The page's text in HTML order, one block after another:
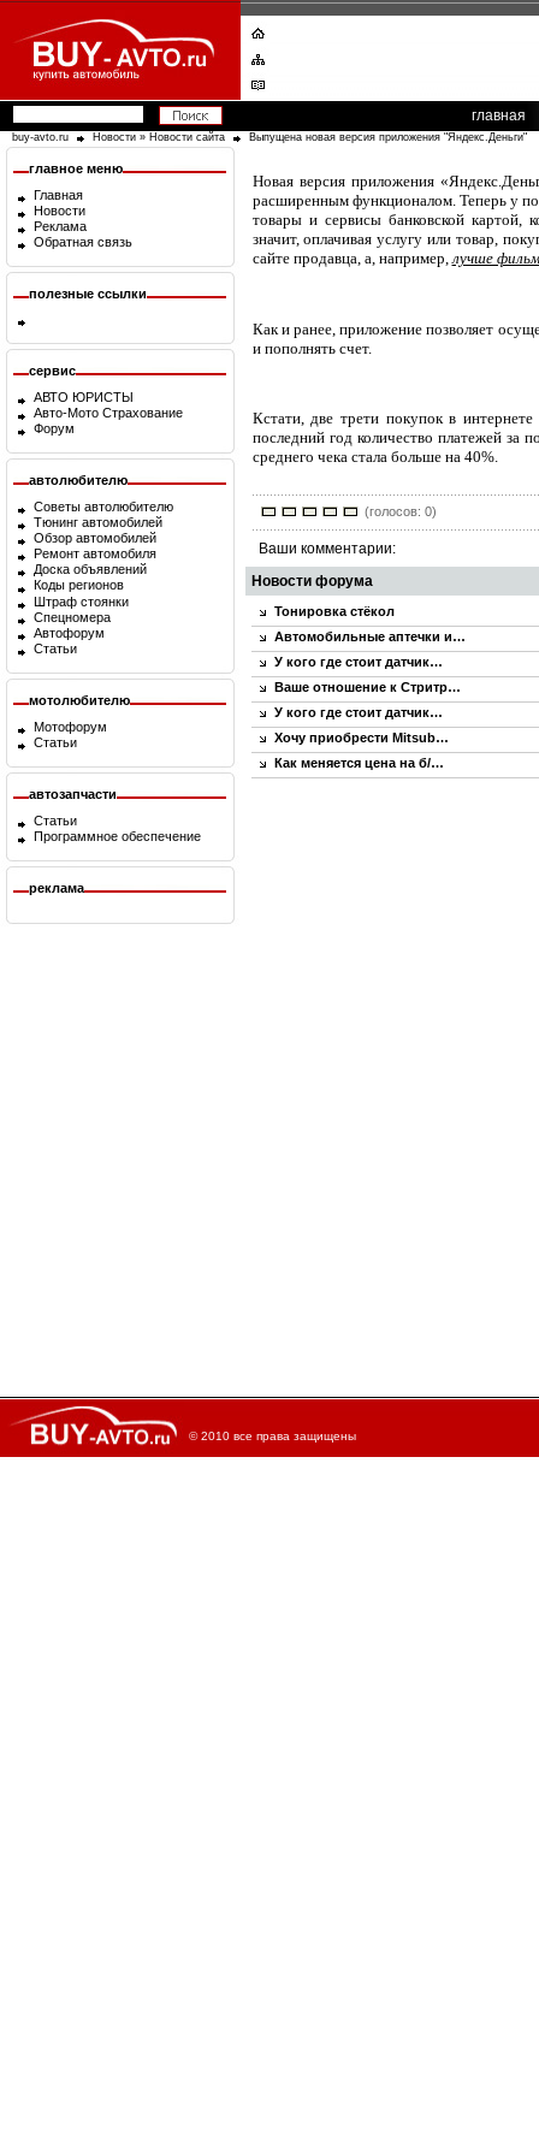
главная
buy-avto.ru Новости » Новости сайта Выпущена новая версия приложения "Яндекс.Деньги"
главное меню
Главная
Новости
Реклама
Обратная связь
полезные ссылки
сервис
АВТО ЮРИСТЫ
Авто-Мото Страхование
Форум
автолюбителю
Советы автолюбителю
Тюнинг автомобилей
Обзор автомобилей
Ремонт автомобиля
Доска объявлений
Коды регионов
Штраф стоянки
Спецномера
Автофорум
Статьи
мотолюбителю
Мотофорум
Статьи
автозапчасти
Статьи
Программное обеспечение
реклама
Новая версия приложения
расширенным функционалом. Теперь у
товары и сервисы банковской картой,
значит, оплачивая услугу или товар,
сайте продавца, а, например,лучше
Как и ранее, приложение позволяет
и пополнять счет.
Кстати, две трети покупок в
последний год количество платежей за
среднего чека стала больше на 40%.
(голосов: 0)
Ваши комментарии:
Новости форума
Тонировка стёкол
Автомобильные аптечки и…
У кого где стоит датчик…
Ваше отношение к Стритр…
У кого где стоит датчик…
Хочу приобрести Mitsub…
Как меняется цена на б/…
© 2010 все права защищены